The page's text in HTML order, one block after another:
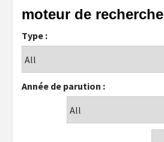
moteur de recherche
Type :
Année de parution :